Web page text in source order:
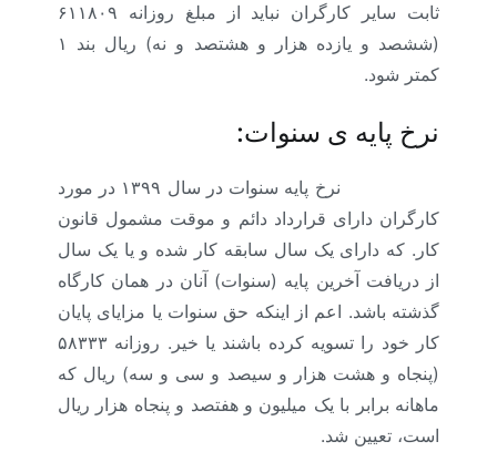
ثابت سایر کارگران نباید از مبلغ روزانه ۶۱۱۸۰۹
(ششصد و یازده هزار و هشتصد و نه) ریال بند ۱
کمتر شود.
نرخ پایه ی سنوات:
نرخ پایه سنوات در سال ۱۳۹۹ در مورد
کارگران دارای قرارداد دائم و موقت مشمول قانون
کار. که دارای یک سال سابقه کار شده و یا یک سال
از دریافت آخرین پایه (سنوات) آنان در همان کارگاه
گذشته باشد. اعم از اینکه حق سنوات یا مزایای پایان
کار خود را تسویه کرده باشند یا خیر. روزانه ۵۸۳۳۳
(پنجاه و هشت هزار و سیصد و سی و سه) ریال که
ماهانه برابر با یک میلیون و هفتصد و پنجاه هزار ریال
است، تعیین شد.